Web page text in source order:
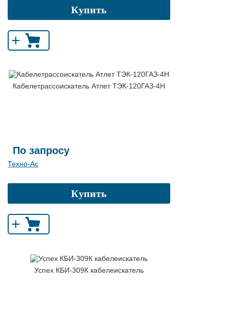
Купить
+
Кабелетрассоискатель Атлет ТЭК-120ГАЗ-4Н
По запросу
Техно-Ас
Купить
+
Успех КБИ-309К кабелеискатель